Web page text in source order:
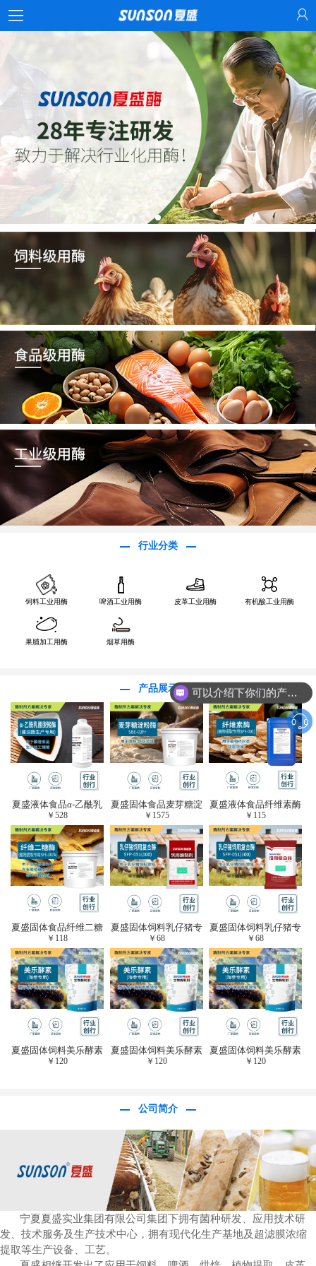
行业分类
饲料工业用酶 啤酒工业用酶 皮革工业用酶 有机酸工业用酶
果脯加工用酶 烟草用酶
产品展示
夏盛液体食品α-乙酰乳
酸脱羧酶(酱油醋生产
专用)FDY-3206
￥528
夏盛固体食品麦芽糖淀
粉酶(烘焙及面粉改良
用酶/发酵类食品可
用)FDG-0012
￥ 1575
夏盛液体食品纤维素酶
(植物提取专用酶/解决
提取液混浊问题/降
黏)FFY-0651
￥ 115
夏盛固体食品纤维二糖
酶(植物提取专用酶/用
于虎杖白藜芦醇提
取)FFG-0656
￥ 118
夏盛固体饲料乳仔猪专
用复合酶SFG-0932
￥ 68
夏盛固体饲料乳仔猪专
用复合酶SFG-0932
￥68
夏盛固体饲料美乐酵素
(水产海参海胆专
￥ 120
夏盛固体饲料美乐酵素
(水产海参海胆专
￥ 120
夏盛固体饲料美乐酵素
(水产海参海胆专
￥ 120
公司简介
宁夏夏盛实业集团有限公司集团下拥有菌种研发、应用技术研
发、技术服务及生产技术中心，拥有现代化生产基地及超滤膜浓缩
提取等生产设备、工艺。
可以介绍下你们的产品么？